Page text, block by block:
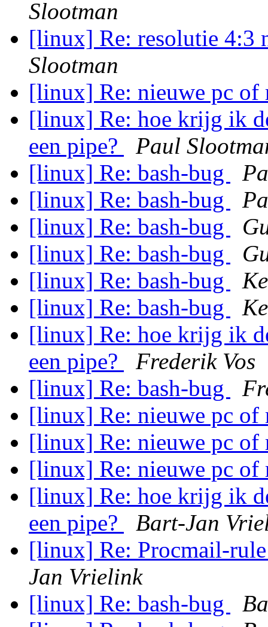
Slootman
[linux] Re: resolutie 4:3
Slootman
[linux] Re: nieuwe pc of
[linux] Re: hoe krijg ik
een pipe?
Paul
[linux] Re: bash-bug
[linux] Re: bash-bug
[linux] Re: bash-bug
[linux] Re: bash-bug
[linux] Re: bash-bug
[linux] Re: bash-bug
[linux] Re: hoe krijg ik
een pipe?
Frederik Vos
[linux] Re: bash-bug
[linux] Re: nieuwe pc of
[linux] Re: nieuwe pc of
[linux] Re: nieuwe pc of
[linux] Re: hoe krijg ik
een pipe?
Bart-Jan
[linux] Re: Procmail-
Jan Vrielink
[linux] Re: bash-bug